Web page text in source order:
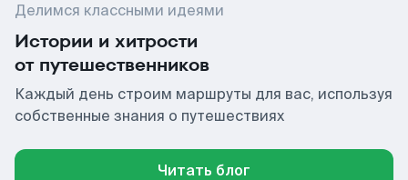
Делимся классными идеями
Истории и хитрости
от путешественников
Каждый день строим маршруты для вас, используя
собственные знания о путешествиях
Читать блог